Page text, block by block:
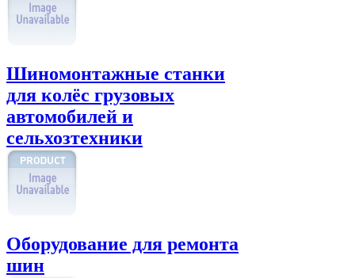
Шиномонтажные станки
для колёс грузовых
автомобилей и
сельхозтехники
Оборудование для ремонта
шин